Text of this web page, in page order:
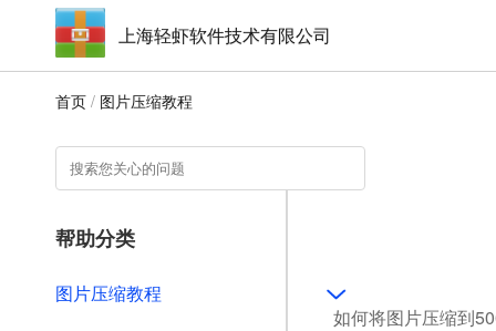
上海轻虾软件技术有限公司
首页 / 图片压缩教程
帮助分类
图片压缩教程
如何将图片压缩到